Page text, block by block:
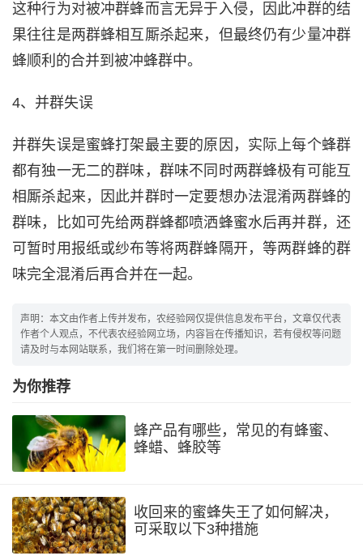
这种行为对被冲群蜂而言无异于入侵，因此冲群的结
果往往是两群蜂相互厮杀起来，但最终仍有少量冲群
蜂顺利的合并到被冲蜂群中。
4、并群失误
并群失误是蜜蜂打架最主要的原因，实际上每个蜂群
都有独一无二的群味，群味不同时两群蜂极有可能互
相厮杀起来，因此并群时一定要想办法混淆两群蜂的
群味，比如可先给两群蜂都喷洒蜂蜜水后再并群，还
可暂时用报纸或纱布等将两群蜂隔开，等两群蜂的群
味完全混淆后再合并在一起。
声明：本文由作者上传并发布，农经验网仅提供信息发布平台，文章仅代表
作者个人观点，不代表农经验网立场，内容旨在传播知识，若有侵权等问题
请及时与本网站联系，我们将在第一时间删除处理。
为你推荐
蜂产品有哪些，常见的有蜂蜜、
蜂蜡、蜂胶等
收回来的蜜蜂失王了如何解决，
可采取以下3种措施